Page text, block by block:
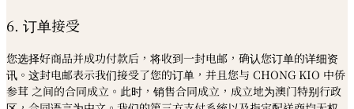
6. 订单接受
您选择好商品并成功付款后，将收到一封电邮，确认您订单的详细资
讯。这封电邮表示我们接受了您的订单，并且您与 CHONG KIO 中侨
参茸 之间的合同成立。此时，销售合同成立，成立地为澳门特别行政